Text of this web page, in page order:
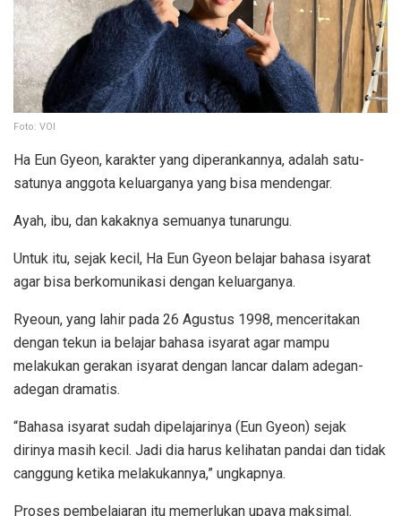
Foto: VOI
Ha Eun Gyeon, karakter yang diperankannya, adalah satu-
satunya anggota keluarganya yang bisa mendengar.
Ayah, ibu, dan kakaknya semuanya tunarungu.
Untuk itu, sejak kecil, Ha Eun Gyeon belajar bahasa isyarat
agar bisa berkomunikasi dengan keluarganya.
Ryeoun, yang lahir pada 26 Agustus 1998, menceritakan
dengan tekun ia belajar bahasa isyarat agar mampu
melakukan gerakan isyarat dengan lancar dalam adegan-
adegan dramatis.
“Bahasa isyarat sudah dipelajarinya (Eun Gyeon) sejak
dirinya masih kecil. Jadi dia harus kelihatan pandai dan tidak
canggung ketika melakukannya,” ungkapnya.
Proses pembelajaran itu memerlukan upaya maksimal.